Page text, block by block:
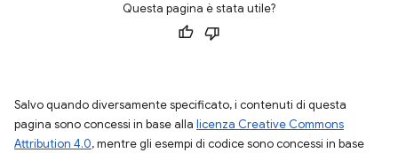
Questa pagina è stata utile?
Salvo quando diversamente specificato, i contenuti di questa
pagina sono concessi in base alla licenza Creative Commons
Attribution 4.0, mentre gli esempi di codice sono concessi in base